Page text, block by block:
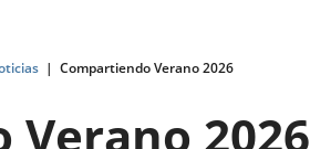
Compartiendo Verano 2026
2026